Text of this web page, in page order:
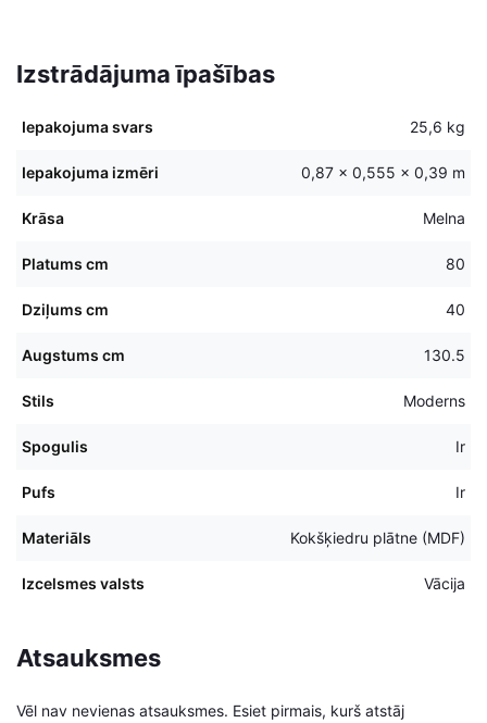
Izstrādājuma īpašības
Iepakojuma svars 25,6 kg
Iepakojuma izmēri 0,87 × 0,555 × 0,39 m
Krāsa Melna
Platums cm 80
Dziļums cm 40
Augstums cm 130.5
Stils Moderns
Spogulis Ir
Pufs Ir
Materiāls Kokšķiedru plātne (MDF)
Izcelsmes valsts Vācija
Atsauksmes
Vēl nav nevienas atsauksmes. Esiet pirmais, kurš atstāj